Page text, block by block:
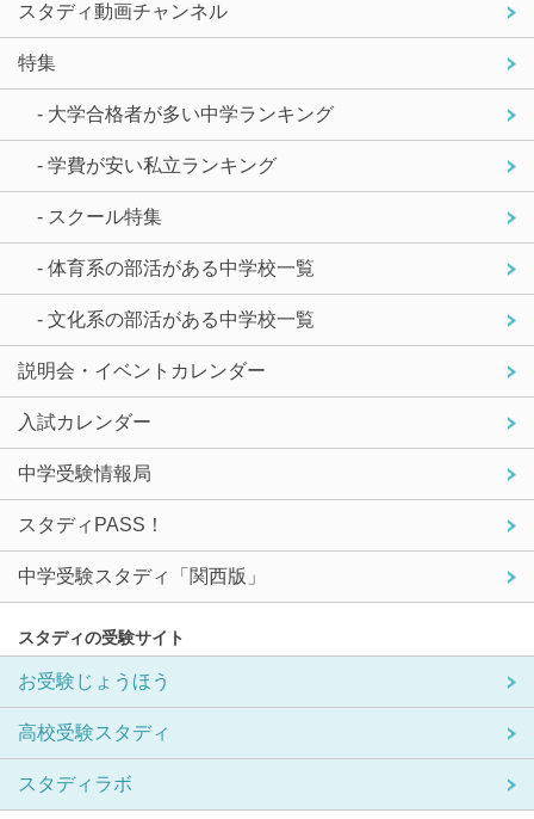
スタディ動画チャンネル
特集
- 大学合格者が多い中学ランキング
- 学費が安い私立ランキング
- スクール特集
- 体育系の部活がある中学校一覧
- 文化系の部活がある中学校一覧
説明会・イベントカレンダー
入試カレンダー
中学受験情報局
スタディPASS！
中学受験スタディ「関西版」
スタディの受験サイト
お受験じょうほう
高校受験スタディ
スタディラボ